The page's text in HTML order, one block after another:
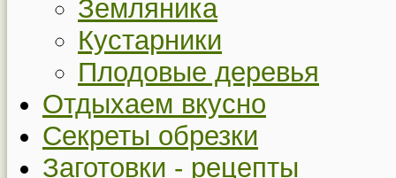
Земляника
Кустарники
Плодовые деревья
Отдыхаем вкусно
Секреты обрезки
Заготовки - рецепты